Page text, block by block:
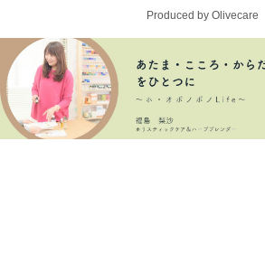
Produced by Olivecare